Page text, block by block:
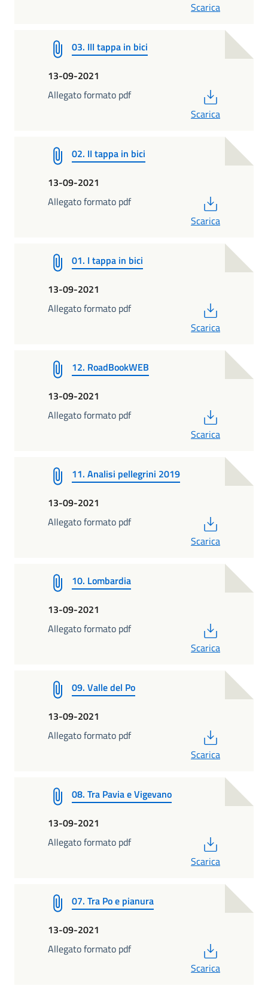
Scarica
03. III tappa in bici
13-09-2021
Allegato formato pdf
Scarica
02. II tappa in bici
13-09-2021
Allegato formato pdf
Scarica
01. I tappa in bici
13-09-2021
Allegato formato pdf
Scarica
12. RoadBookWEB
13-09-2021
Allegato formato pdf
Scarica
11. Analisi pellegrini 2019
13-09-2021
Allegato formato pdf
Scarica
10. Lombardia
13-09-2021
Allegato formato pdf
Scarica
09. Valle del Po
13-09-2021
Allegato formato pdf
Scarica
08. Tra Pavia e Vigevano
13-09-2021
Allegato formato pdf
Scarica
07. Tra Po e pianura
13-09-2021
Allegato formato pdf
Scarica